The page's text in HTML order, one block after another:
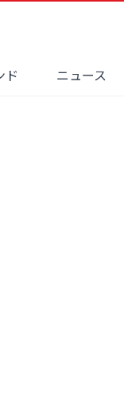
ド ニュース